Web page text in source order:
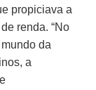
propiciava a
renda. “No
da
a